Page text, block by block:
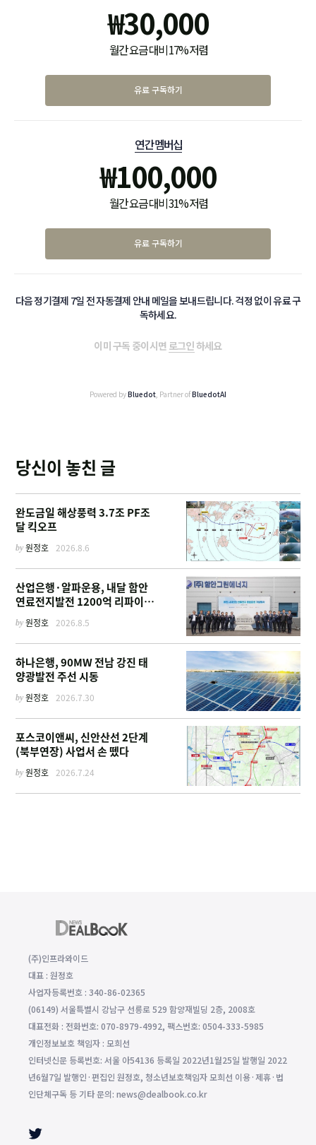
₩30,000
월간 요금 대비 17% 저렴
유료 구독하기
연간 멤버십
₩100,000
월간 요금 대비 31% 저렴
유료 구독하기
다음 정기결제 7일 전 자동결제 안내 메일을 보내드립니다. 걱정 없이 유료 구
독하세요.
이미 구독 중이시면 로그인하세요
Powered byBluedot , Partner ofBluedotAI
당신이 놓친 글
완도금일 해상풍력 3.7조 PF조
달 킥오프
by원정호 2026.8.6
산업은행·알파운용, 내달 함안
연료전지발전 1200억 리파이낸
싱 주선
by원정호 2026.8.5
하나은행, 90MW 전남 강진 태
양광발전 주선 시동
by원정호 2026.7.30
포스코이앤씨, 신안산선 2단계
(북부연장) 사업서 손 뗐다
by원정호 2026.7.24
(주)인프라와이드
대표 : 원정호
사업자등록번호 : 340-86-02365
(06149) 서울특별시 강남구 선릉로 529 함양재빌딩 2층, 2008호
대표전화 : 전화번호: 070-8979-4992, 팩스번호: 0504-333-5985
개인정보보호 책임자 : 모희선
인터넷신문 등록번호: 서울 아54136 등록일 2022년1월25일 발행일 2022
년6월7일 발행인·편집인 원정호, 청소년보호책임자 모희선 이용·제휴·법
인단체구독 등 기타 문의: news@dealbook.co.kr